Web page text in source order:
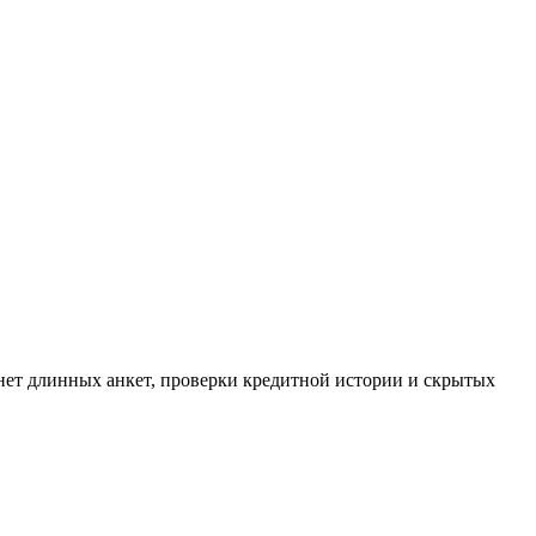
длинных анкет, проверки кредитной истории и скрытых